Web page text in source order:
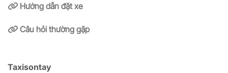
Hướng dẫn đặt xe
Câu hỏi thường gặp
Taxisontay